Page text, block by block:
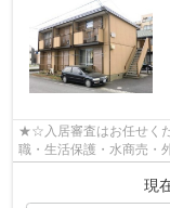
★☆入居審査はお任せく
職・生活保護・水商売・
現